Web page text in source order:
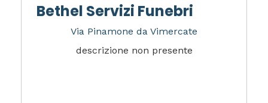
Bethel Servizi Funebri
Via Pinamone da Vimercate
descrizione non presente